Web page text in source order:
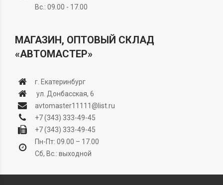
Вс.: 09.00 - 17.00
МАГАЗИН, ОПТОВЫЙ СКЛАД
«АВТОМАСТЕР»
г. Екатеринбург
ул. Донбасская, 6
avtomaster11111@list.ru
+7 (343) 333-49-45
+7 (343) 333-49-45
Пн-Пт: 09.00 – 17.00
Сб, Вс.: выходной